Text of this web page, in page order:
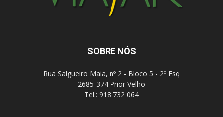
SOBRE NÓS
Rua Salgueiro Maia, nº 2 - Bloco 5 - 2º Esq
2685-374 Prior Velho
Tel.: 918 732 064